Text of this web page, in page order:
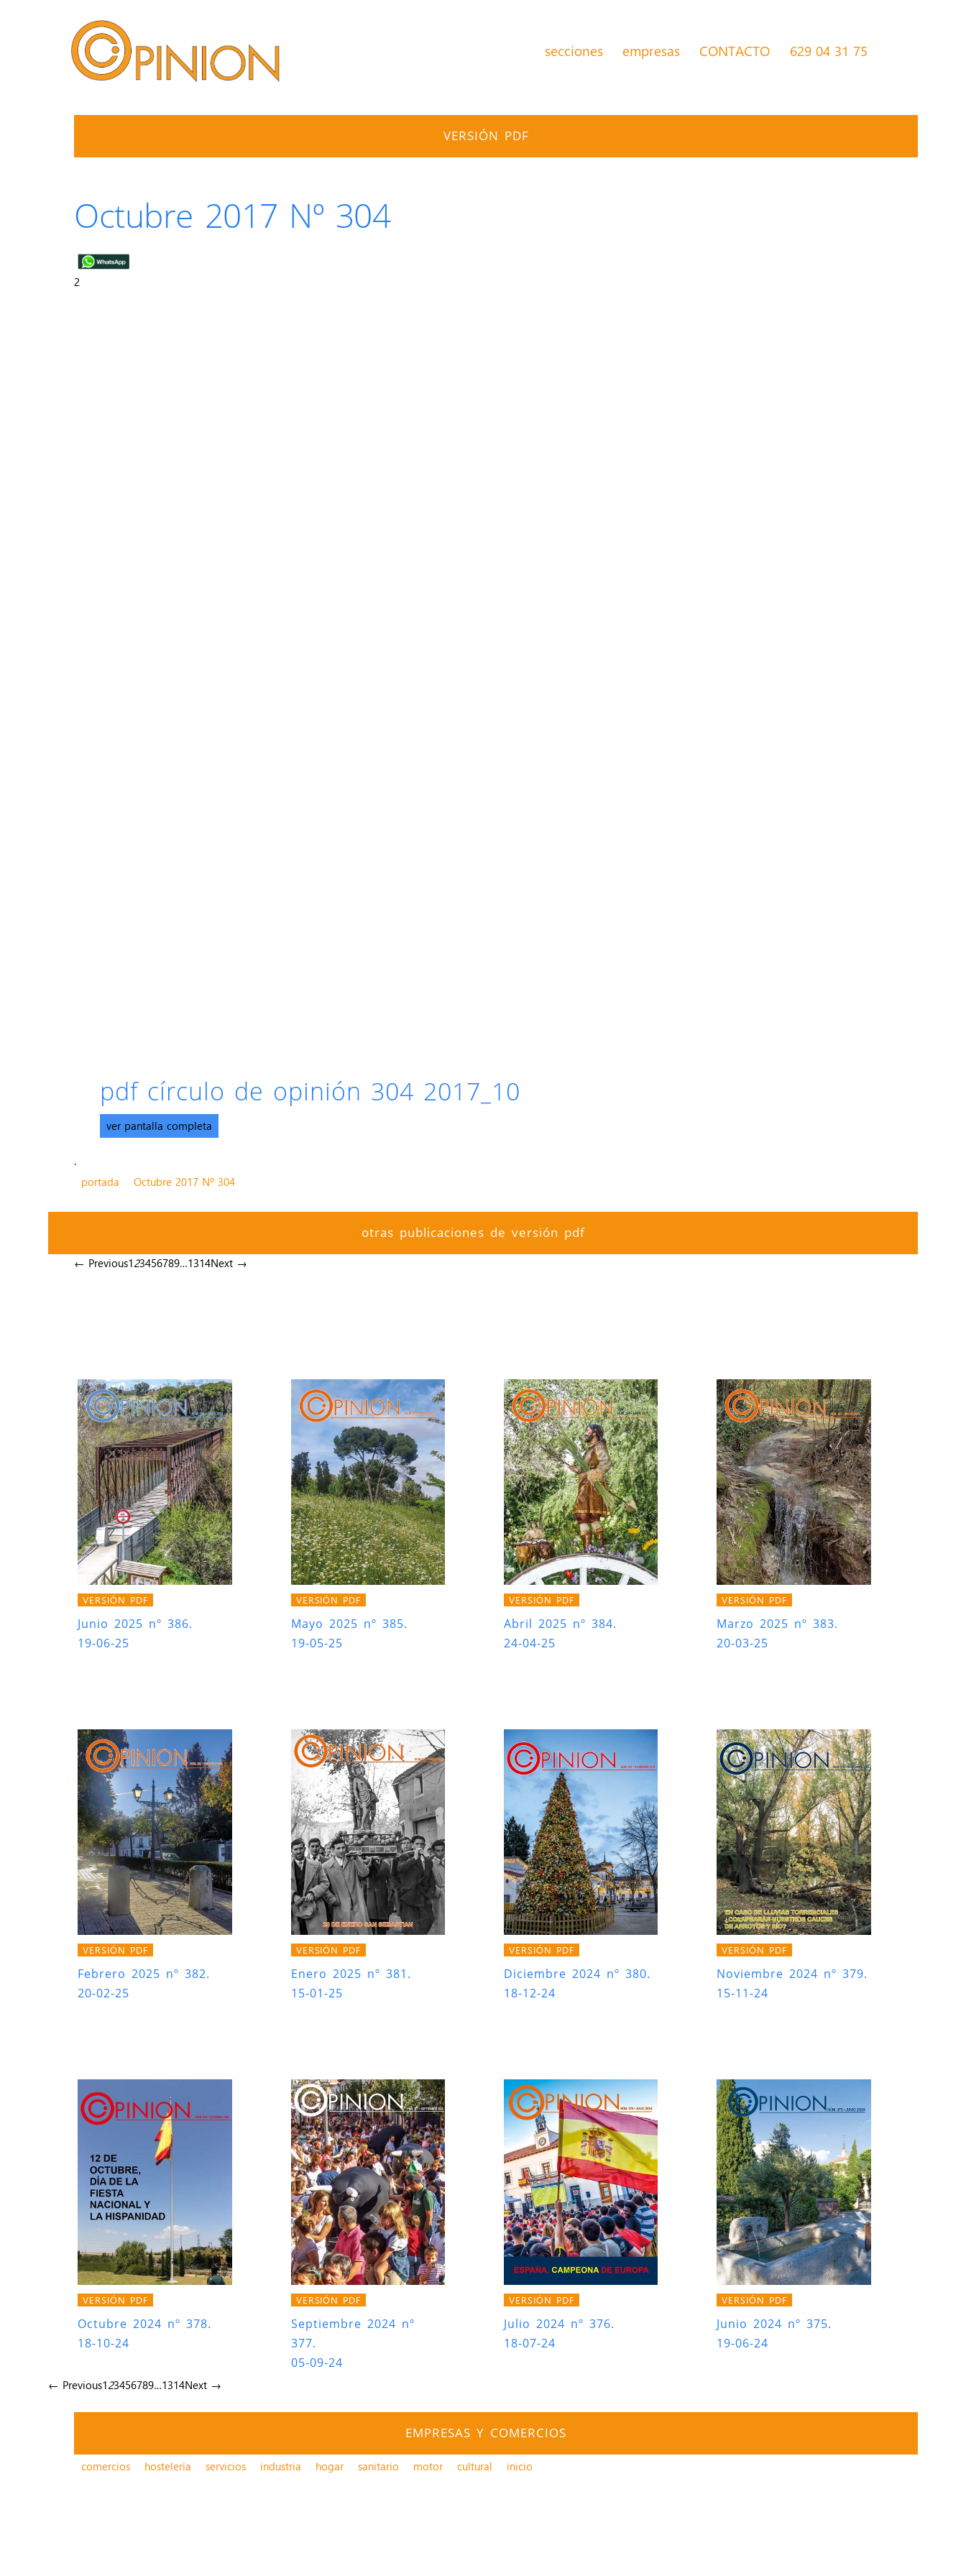
secciones empresas CONTACTO 629 04 31 75
VERSIÓN PDF
Octubre 2017 Nº 304
2
pdf círculo de opinión 304 2017_10
ver pantalla completa
.
portada
Octubre 2017 Nº 304
otras publicaciones de versión pdf
← Previous123456789…1314Next →
VERSIÓN PDF
Junio 2025 nº 386.
19-06-25
VERSIÓN PDF
Mayo 2025 nº 385.
19-05-25
VERSIÓN PDF
Abril 2025 nº 384.
24-04-25
VERSIÓN PDF
Marzo 2025 nº 383.
20-03-25
VERSIÓN PDF
Febrero 2025 nº 382.
20-02-25
VERSIÓN PDF
Enero 2025 nº 381.
15-01-25
VERSIÓN PDF
Diciembre 2024 nº 380.
18-12-24
VERSIÓN PDF
Noviembre 2024 nº 379.
15-11-24
VERSIÓN PDF
Octubre 2024 nº 378.
18-10-24
VERSIÓN PDF
Septiembre 2024 nº
377.
05-09-24
VERSIÓN PDF
Julio 2024 nº 376.
18-07-24
VERSIÓN PDF
Junio 2024 nº 375.
19-06-24
← Previous123456789…1314Next →
EMPRESAS Y COMERCIOS
comercios hostelería servicios industria hogar sanitario motor cultural inicio